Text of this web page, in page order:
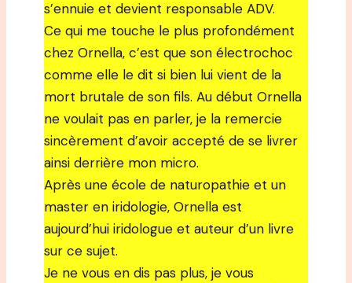
s’ennuie et devient responsable ADV.
Ce qui me touche le plus profondément
chez Ornella, c’est que son électrochoc
comme elle le dit si bien lui vient de la
mort brutale de son fils. Au début Ornella
ne voulait pas en parler, je la remercie
sincèrement d’avoir accepté de se livrer
ainsi derrière mon micro.
Après une école de naturopathie et un
master en iridologie, Ornella est
aujourd’hui iridologue et auteur d’un livre
sur ce sujet.
Je ne vous en dis pas plus, je vous